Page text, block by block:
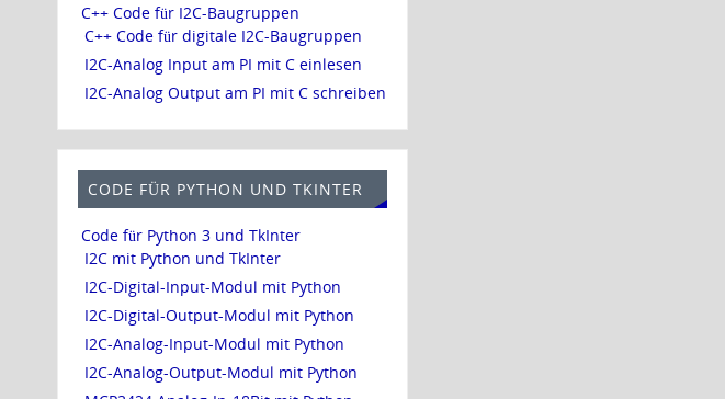
C++ Code für I2C-Baugruppen
C++ Code für digitale I2C-Baugruppen
I2C-Analog Input am PI mit C einlesen
I2C-Analog Output am PI mit C schreiben
CODE FÜR PYTHON UND TKINTER
Code für Python 3 und TkInter
I2C mit Python und TkInter
I2C-Digital-Input-Modul mit Python
I2C-Digital-Output-Modul mit Python
I2C-Analog-Input-Modul mit Python
I2C-Analog-Output-Modul mit Python